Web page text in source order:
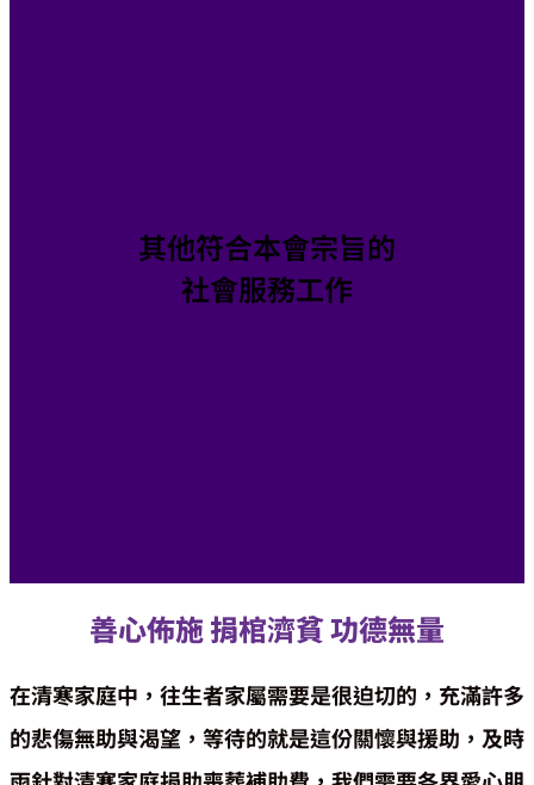
其他符合本會宗旨的
社會服務工作
善心佈施 捐棺濟貧 功德無量
在清寒家庭中，往生者家屬需要是很迫切的，充滿許多
的悲傷無助與渴望，等待的就是這份關懷與援助，及時